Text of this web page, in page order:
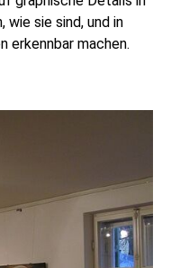
wie sie sind, und in
erkennbar machen.